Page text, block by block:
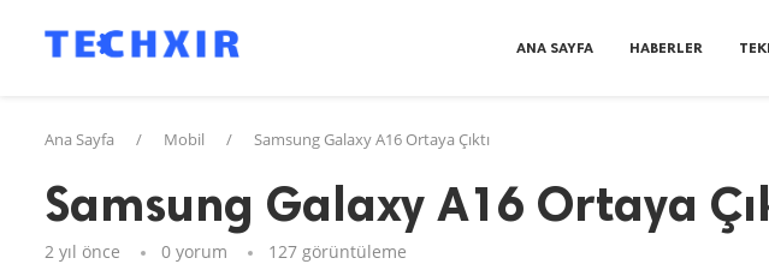
ANA SAYFA HABERLER
Ana Sayfa / Mobil / Samsung Galaxy A16 Ortaya Çıktı
Samsung Galaxy A16 Ortaya
2 yıl önce 0 yorum 127 görüntüleme